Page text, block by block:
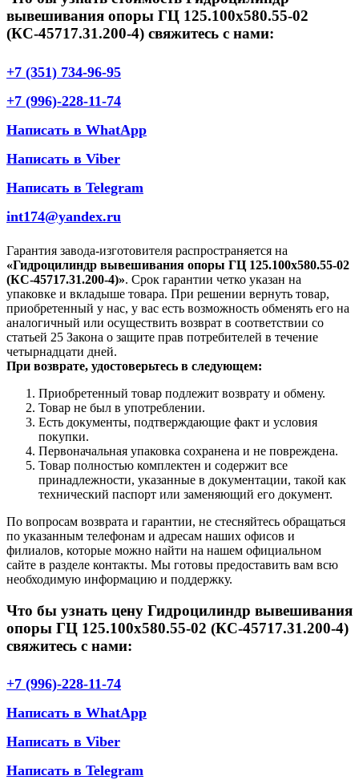
вывешивания опоры ГЦ 125.100х580.55-02
(КС-45717.31.200-4) свяжитесь с нами:
+7 (351) 734-96-95
+7 (996)-228-11-74
Написать в WhatApp
Написать в Viber
Написать в Telegram
int174@yandex.ru
Гарантия завода-изготовителя распространяется на
«Гидроцилиндр вывешивания опоры ГЦ 125.100х580.55-02
(КС-45717.31.200-4)». Срок гарантии четко указан на
упаковке и вкладыше товара. При решении вернуть товар,
приобретенный у нас, у вас есть возможность обменять его на
аналогичный или осуществить возврат в соответствии со
статьей 25 Закона о защите прав потребителей в течение
четырнадцати дней.
При возврате, удостоверьтесь в следующем:
Приобретенный товар подлежит возврату и обмену.
Товар не был в употреблении.
Есть документы, подтверждающие факт и условия
покупки.
Первоначальная упаковка сохранена и не повреждена.
Товар полностью комплектен и содержит все
принадлежности, указанные в документации, такой как
технический паспорт или заменяющий его документ.
По вопросам возврата и гарантии, не стесняйтесь обращаться
по указанным телефонам и адресам наших офисов и
филиалов, которые можно найти на нашем официальном
сайте в разделе контакты. Мы готовы предоставить вам всю
необходимую информацию и поддержку.
Что бы узнать цену Гидроцилиндр вывешивания
опоры ГЦ 125.100х580.55-02 (КС-45717.31.200-4)
свяжитесь с нами:
+7 (996)-228-11-74
Написать в WhatApp
Написать в Viber
Написать в Telegram